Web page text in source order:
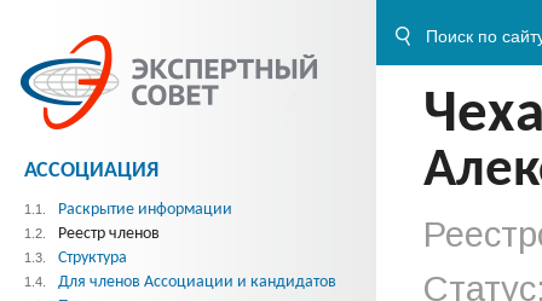
АССОЦИАЦИЯ
1.1. Раскрытие информации
1.2. Реестр членов
1.3. Структура
1.4. Для членов Ассоциации и кандидатов